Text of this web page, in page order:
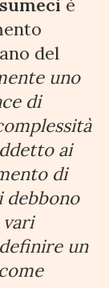
è
del
uno
di
ai
di
debbono
un